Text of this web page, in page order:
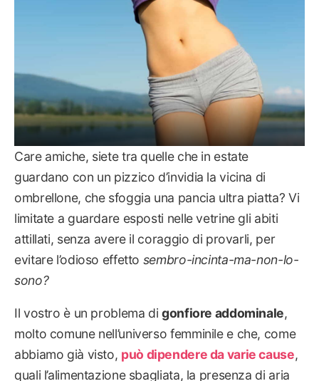
Care amiche, siete tra quelle che in estate
guardano con un pizzico d’invidia la vicina di
ombrellone, che sfoggia una pancia ultra piatta? Vi
limitate a guardare esposti nelle vetrine gli abiti
attillati, senza avere il coraggio di provarli, per
evitare l’odioso effetto sembro-incinta-ma-non-lo-
sono?
Il vostro è un problema digonfiore addominale,
molto comune nell’universo femminile e che, come
abbiamo già visto, può dipendere da varie cause,
quali l’alimentazione sbagliata, la presenza di aria